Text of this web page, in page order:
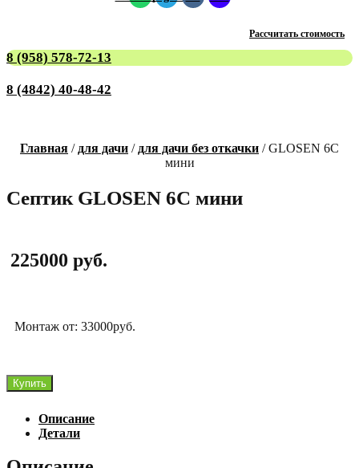
Рассчитать стоимость
8 (958) 578-72-13
8 (4842) 40-48-42
Главная / для дачи / для дачи без откачки / GLOSEN 6С
мини
Септик GLOSEN 6С мини
225000 руб.
Монтаж от: 33000руб.
Количество
товара
мини
Купить
Описание
Детали